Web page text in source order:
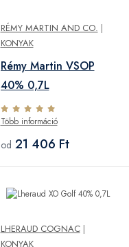
RÉMY MARTIN AND CO. |
KONYAK
Rémy Martin VSOP
40% 0,7L
Több információ
od 21 406 Ft
LHERAUD COGNAC|
KONYAK